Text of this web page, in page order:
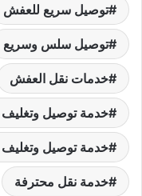
توصيل سريع للعفش
توصيل سلس وسريع
خدمات نقل العفش
خدمة توصيل وتغليف
خدمة توصيل
خدمة نقل محترفة